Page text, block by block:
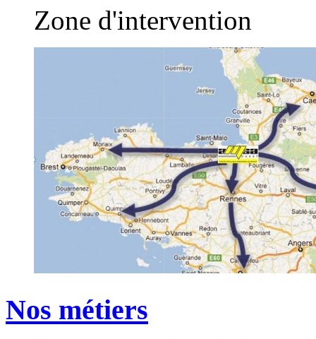
Zone d'intervention
Nos métiers